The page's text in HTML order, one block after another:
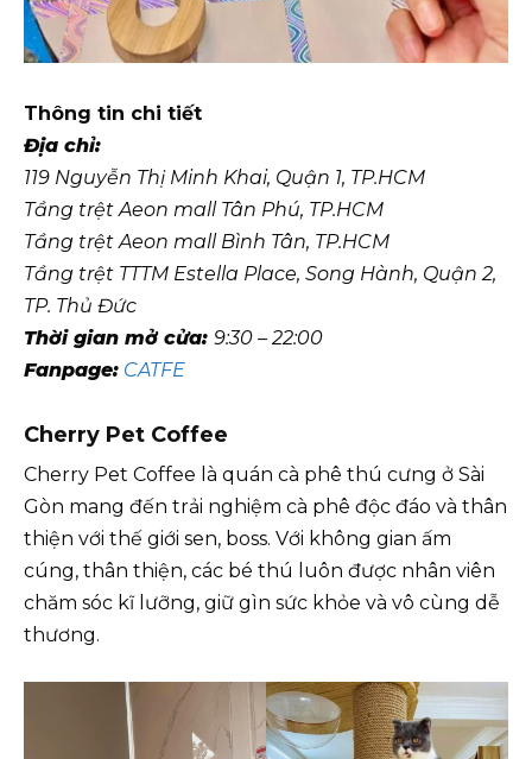
Thông tin chi tiết
Địa chỉ:
119 Nguyễn Thị Minh Khai, Quận 1, TP.HCM
Tầng trệt Aeon mall Tân Phú, TP.HCM
Tầng trệt Aeon mall Bình Tân, TP.HCM
Tầng trệt TTTM Estella Place, Song Hành, Quận 2,
TP. Thủ Đức
Thời gian mở cửa: 9:30 – 22:00
Fanpage: CATFE
Cherry Pet Coffee
Cherry Pet Coffee là quán cà phê thú cưng ở Sài
Gòn mang đến trải nghiệm cà phê độc đáo và thân
thiện với thế giới sen, boss. Với không gian ấm
cúng, thân thiện, các bé thú luôn được nhân viên
chăm sóc kĩ lưỡng, giữ gìn sức khỏe và vô cùng dễ
thương.